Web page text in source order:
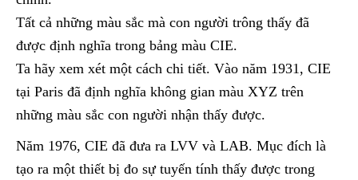
Tất cả những màu sắc mà con người trông thấy đã
được định nghĩa trong bảng màu CIE.
Ta hãy xem xét một cách chi tiết. Vào năm 1931, CIE
tại Paris đã định nghĩa không gian màu XYZ trên
những màu sắc con người nhận thấy được.
Năm 1976, CIE đã đưa ra LVV và LAB. Mục đích là
tạo ra một thiết bị đo sự tuyến tính thấy được trong